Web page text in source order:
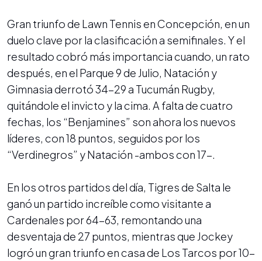
Gran triunfo de Lawn Tennis en Concepción, en un
duelo clave por la clasificación a semifinales. Y el
resultado cobró más importancia cuando, un rato
después, en el Parque 9 de Julio, Natación y
Gimnasia derrotó 34-29 a Tucumán Rugby,
quitándole el invicto y la cima. A falta de cuatro
fechas, los “Benjamines” son ahora los nuevos
líderes, con 18 puntos, seguidos por los
“Verdinegros” y Natación -ambos con 17-.
En los otros partidos del día, Tigres de Salta le
ganó un partido increíble como visitante a
Cardenales por 64-63, remontando una
desventaja de 27 puntos, mientras que Jockey
logró un gran triunfo en casa de Los Tarcos por 10-